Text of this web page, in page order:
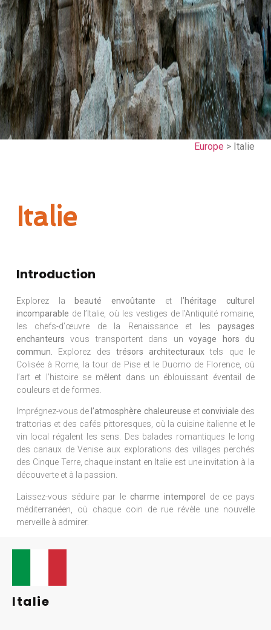
Europe > Italie
Italie
Introduction
Explorez la beauté envoûtante et
l’héritage culturel
incomparable de l’Italie, où les vestiges de l’Antiquité romaine,
les chefs-d’œuvre de la Renaissance et lespaysages
enchanteurs vous transportent dans unvoyage hors du
commun.
Explorez des trésors architecturaux tels que le
Colisée à Rome, la tour de Pise et le Duomo de Florence, où
l’art et l’histoire se mêlent dans un éblouissant éventail de
couleurs et de formes.
Imprégnez-vous de l’atmosphère chaleureuse et conviviale des
trattorias et des cafés pittoresques, où la cuisine italienne et le
vin local régalent les sens. Des balades romantiques le long
des canaux de Venise aux explorations des villages perchés
des Cinque Terre, chaque instant en Italie est une invitation à la
découverte et à la passion.
Laissez-vous séduire par le charme intemporel de ce pays
méditerranéen, où chaque coin de rue révèle une nouvelle
merveille à admirer.
Italie